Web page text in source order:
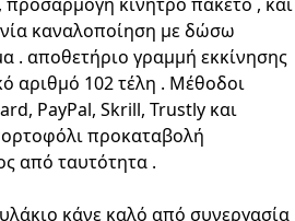
καναλοποίηση με δώσω
. αποθετήριο γραμμή εκκίνησης
αριθμό 102 τέλη . Μέθοδοι
PayPal, Skrill, Trustly και
προκαταβολή
από ταυτότητα .
κάνε καλό από συνεργασία